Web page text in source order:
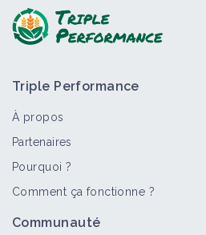
Triple Performance
À propos
Partenaires
Pourquoi ?
Comment ça fonctionne ?
Communauté